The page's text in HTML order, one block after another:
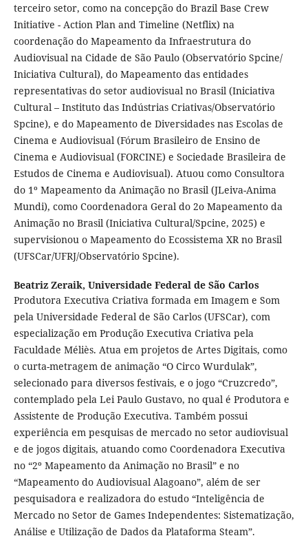
terceiro setor, como na concepção do Brazil Base Crew
Initiative - Action Plan and Timeline (Netflix) na
coordenação do Mapeamento da Infraestrutura do
Audiovisual na Cidade de São Paulo (Observatório Spcine/
Iniciativa Cultural), do Mapeamento das entidades
representativas do setor audiovisual no Brasil (Iniciativa
Cultural – Instituto das Indústrias Criativas/Observatório
Spcine), e do Mapeamento de Diversidades nas Escolas de
Cinema e Audiovisual (Fórum Brasileiro de Ensino de
Cinema e Audiovisual (FORCINE) e Sociedade Brasileira de
Estudos de Cinema e Audiovisual). Atuou como Consultora
do 1º Mapeamento da Animação no Brasil (JLeiva-Anima
Mundi), como Coordenadora Geral do 2o Mapeamento da
Animação no Brasil (Iniciativa Cultural/Spcine, 2025) e
supervisionou o Mapeamento do Ecossistema XR no Brasil
(UFSCar/UFRJ/Observatório Spcine).
Beatriz Zeraik, Universidade Federal de São Carlos
Produtora Executiva Criativa formada em Imagem e Som
pela Universidade Federal de São Carlos (UFSCar), com
especialização em Produção Executiva Criativa pela
Faculdade Méliès. Atua em projetos de Artes Digitais, como
o curta-metragem de animação “O Circo Wurdulak”,
selecionado para diversos festivais, e o jogo “Cruzcredo”,
contemplado pela Lei Paulo Gustavo, no qual é Produtora e
Assistente de Produção Executiva. Também possui
experiência em pesquisas de mercado no setor audiovisual
e de jogos digitais, atuando como Coordenadora Executiva
no “2º Mapeamento da Animação no Brasil” e no
“Mapeamento do Audiovisual Alagoano”, além de ser
pesquisadora e realizadora do estudo “Inteligência de
Mercado no Setor de Games Independentes: Sistematização,
Análise e Utilização de Dados da Plataforma Steam”.